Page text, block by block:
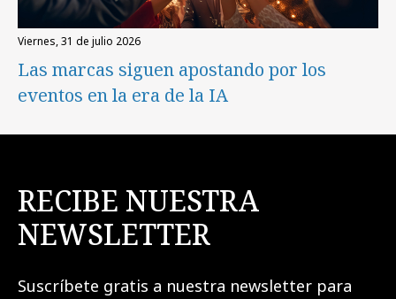
viernes, 31 de julio 2026
Las marcas siguen apostando por los
eventos en la era de la IA
RECIBE NUESTRA
NEWSLETTER
Suscríbete gratis a nuestra newsletter para